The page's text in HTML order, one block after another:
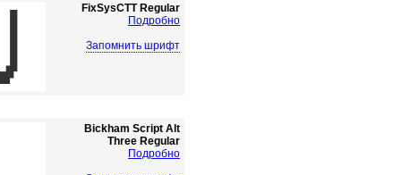
FixSysCTT Regular
Подробно
Запомнить шрифт
Bickham Script Alt
Three Regular
Подробно